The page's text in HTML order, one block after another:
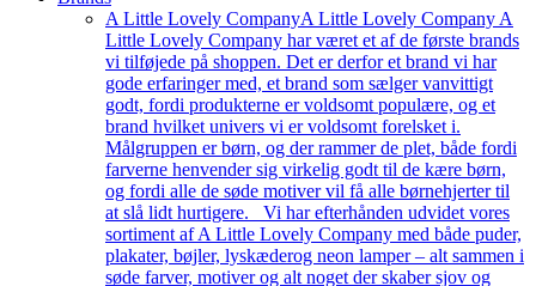
A Little Lovely CompanyA Little Lovely Company A
Little Lovely Company har været et af de første brands
vi tilføjede på shoppen. Det er derfor et brand vi har
gode erfaringer med, et brand som sælger vanvittigt
godt, fordi produkterne er voldsomt populære, og et
brand hvilket univers vi er voldsomt forelsket i.
Målgruppen er børn, og der rammer de plet, både fordi
farverne henvender sig virkelig godt til de kære børn,
og fordi alle de søde motiver vil få alle børnehjerter til
at slå lidt hurtigere. Vi har efterhånden udvidet vores
sortiment af A Little Lovely Company med både puder,
plakater, bøjler, lyskæderog neon lamper – alt sammen i
søde farver, motiver og alt noget der skaber sjov og